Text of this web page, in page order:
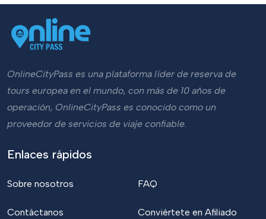
OnlineCityPass es una plataforma líder de reserva de
tours europea en el mundo, con más de 10 años de
operación, OnlineCityPass es conocido como un
proveedor de servicios de viaje confiable.
Enlaces rápidos
Sobre nosotros
Contáctanos
FAQ
Conviértete en Afiliado